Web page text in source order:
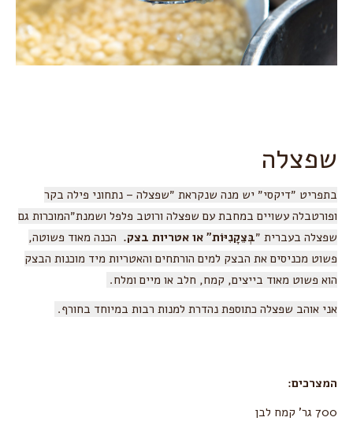
שפצלה
בתפריט ״דיקסי״ יש מנה שנקראת ״שפצלה – נתחוני פילה בקר
ופורטבלה עשויים במחבת עם שפצלה ורוטב פלפל ושמנת״המוכרות גם
שפצלה בעברית ״בְּצֵקָנִיּוֹת״ או אטריות בצק. הכנה מאוד פשוטה,
פשוט מכניסים את הבצק למים הורתחים והאטריות מיד מוכנות הבצק
הוא פשוט מאוד בייצים, קמח, חלב או מיים ומלח.
אני אוהב שפצלה כתוספת נהדרת למנות רבות במיוחד בחורף.
המצרכים:
700 גר' קמח לבן